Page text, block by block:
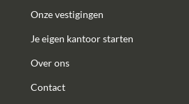
Onze vestigingen
Je eigen kantoor starten
Over ons
Contact